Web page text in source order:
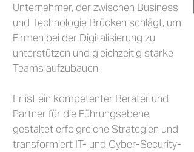
Unternehmer, der zwischen Business
und Technologie Brücken schlägt, um
Firmen bei der Digitalisierung zu
unterstützen und gleichzeitig starke
Teams aufzubauen.
Er ist ein kompetenter Berater und
Partner für die Führungsebene,
gestaltet erfolgreiche Strategien und
transformiert IT- und Cyber-Security-